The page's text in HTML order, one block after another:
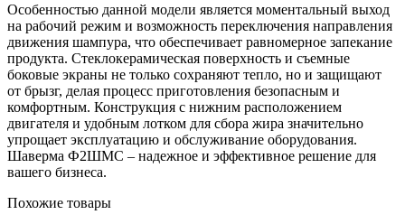
Особенностью данной модели является моментальный выход
на рабочий режим и возможность переключения направления
движения шампура, что обеспечивает равномерное запекание
продукта. Стеклокерамическая поверхность и съемные
боковые экраны не только сохраняют тепло, но и защищают
от брызг, делая процесс приготовления безопасным и
комфортным. Конструкция с нижним расположением
двигателя и удобным лотком для сбора жира значительно
упрощает эксплуатацию и обслуживание оборудования.
Шаверма Ф2ШМС – надежное и эффективное решение для
вашего бизнеса.
Похожие товары